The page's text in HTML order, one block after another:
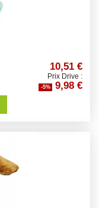
10,51 €
Prix Drive :
-5% 9,98 €